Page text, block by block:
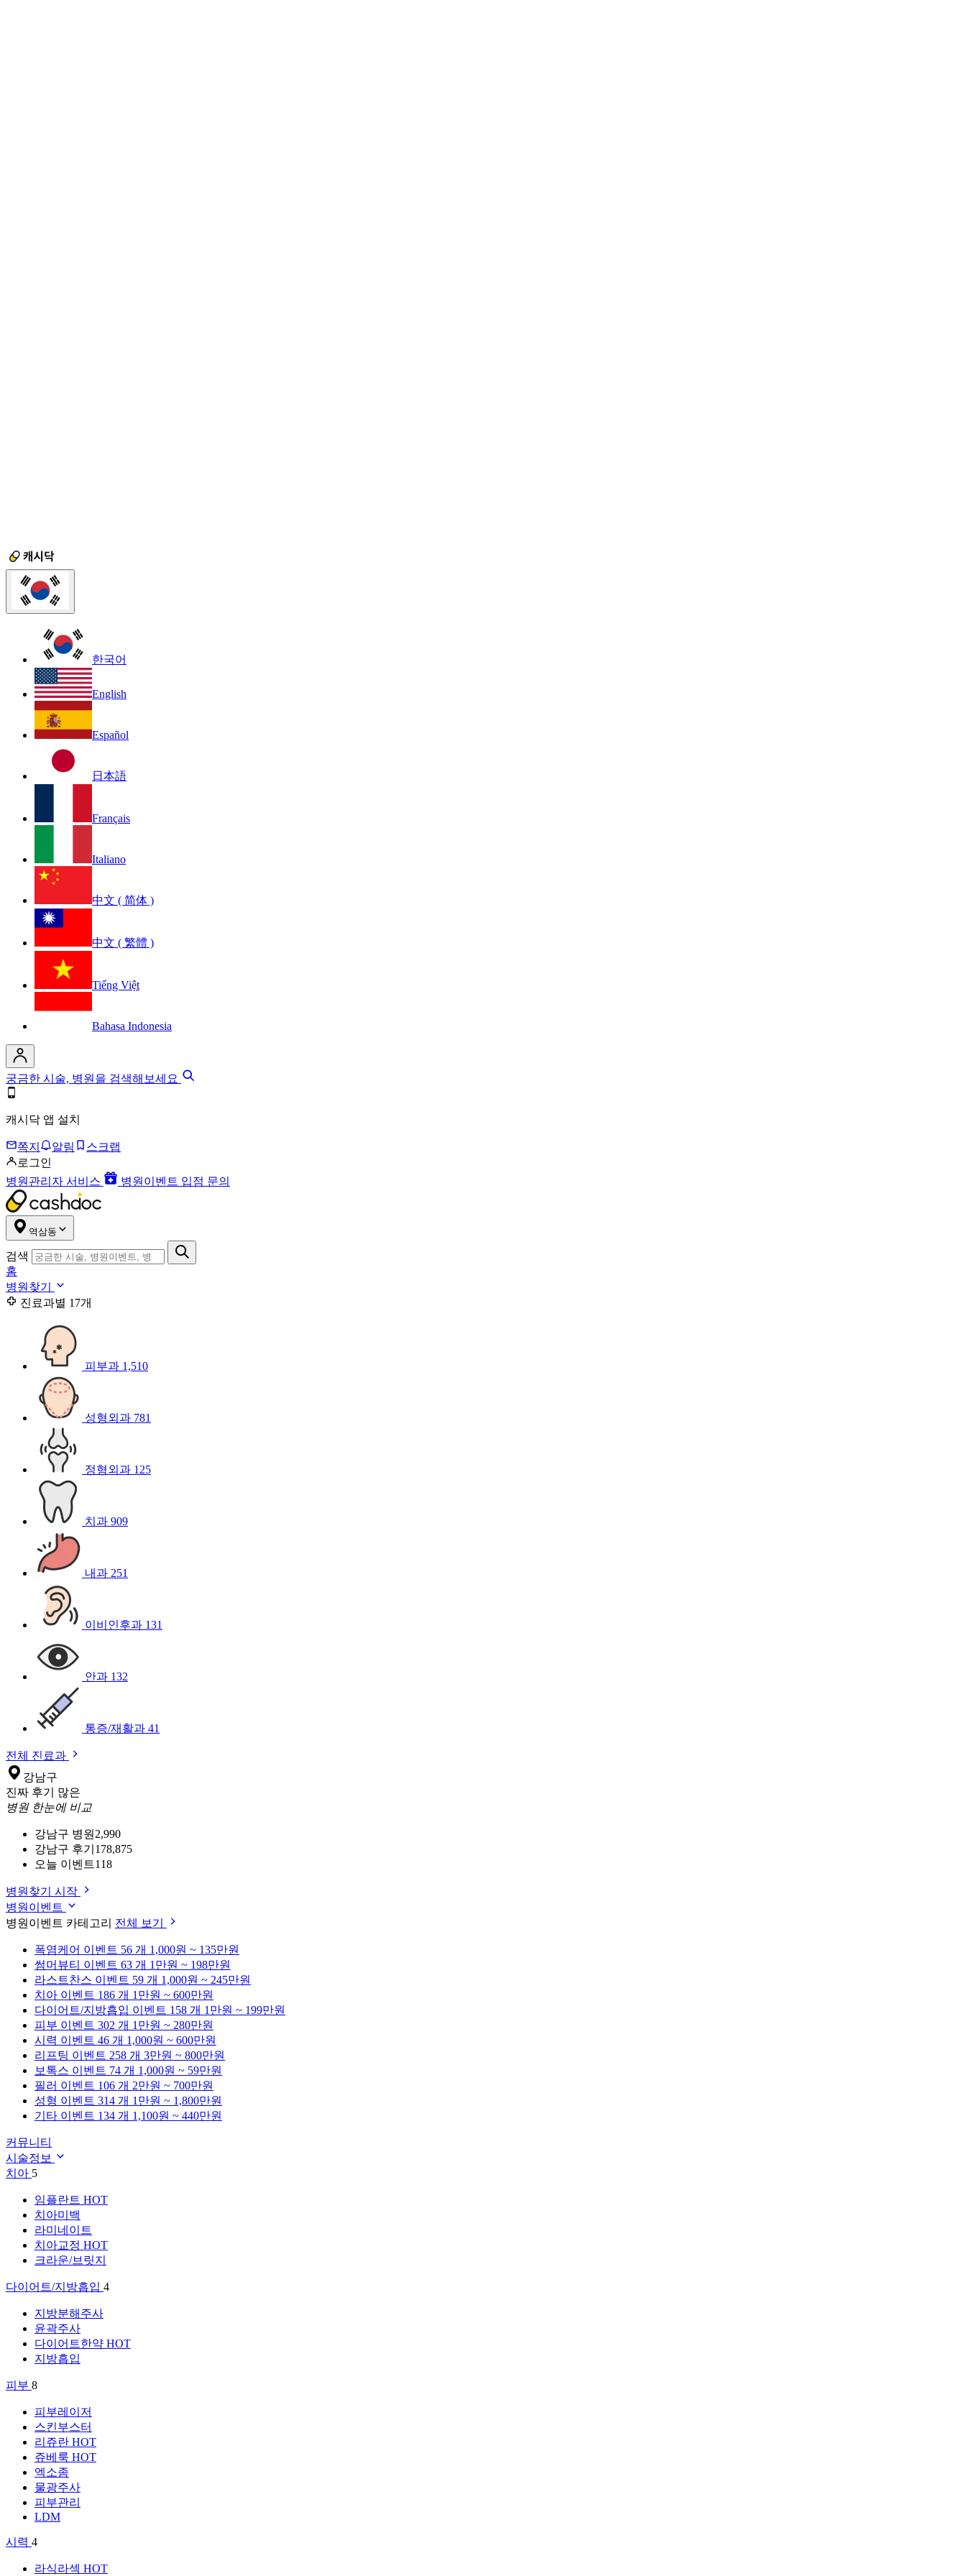
한국어
English
Español
日本語
Français
Italiano
中文 ( 简体 )
中文 ( 繁體 )
Tiếng Việt
Bahasa Indonesia
궁금한 시술, 병원을 검색해보세요
캐시닥 앱 설치
쪽지 알림
스크랩
로그인
병원관리자 서비스
병원이벤트 입점 문의
역삼동
검색
홈
병원찾기
진료과별 17개
피부과 1,510
성형외과 781
정형외과 125
치과 909
내과 251
이비인후과 131
안과 132
통증/재활과 41
전체 진료과
강남구
진짜 후기 많은
병원 한눈에 비교
강남구 병원 2,990
강남구 후기 178,875
오늘 이벤트118
병원찾기 시작
병원이벤트
병원이벤트 카테고리 전체 보기
폭염케어 이벤트 56 개 1,000원 ~ 135만원
썸머뷰티 이벤트 63 개 1만원 ~ 198만원
라스트찬스 이벤트 59 개 1,000원 ~ 245만원
치아 이벤트 186 개 1만원 ~ 600만원
다이어트/지방흡입 이벤트 158 개 1만원 ~ 199만원
피부 이벤트 302 개 1만원 ~ 280만원
시력 이벤트 46 개 1,000원 ~ 600만원
리프팅 이벤트 258 개 3만원 ~ 800만원
보톡스 이벤트 74 개 1,000원 ~ 59만원
필러 이벤트 106 개 2만원 ~ 700만원
성형 이벤트 314 개 1만원 ~ 1,800만원
기타 이벤트 134 개 1,100원 ~ 440만원
커뮤니티
시술정보
치아 5
임플란트 HOT
치아미백
라미네이트
치아교정 HOT
크라운/브릿지
다이어트/지방흡입 4
지방분해주사
윤곽주사
다이어트한약 HOT
지방흡입
피부 8
피부레이저
스킨부스터
리쥬란 HOT
쥬베룩 HOT
엑소좀
물광주사
피부관리
LDM
시력 4
라식라섹 HOT